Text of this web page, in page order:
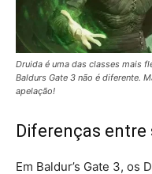
Druida é uma das classes mais
Baldurs Gate 3 não é diferente.
apelação!
Diferenças entre
Em Baldur’s Gate 3, os